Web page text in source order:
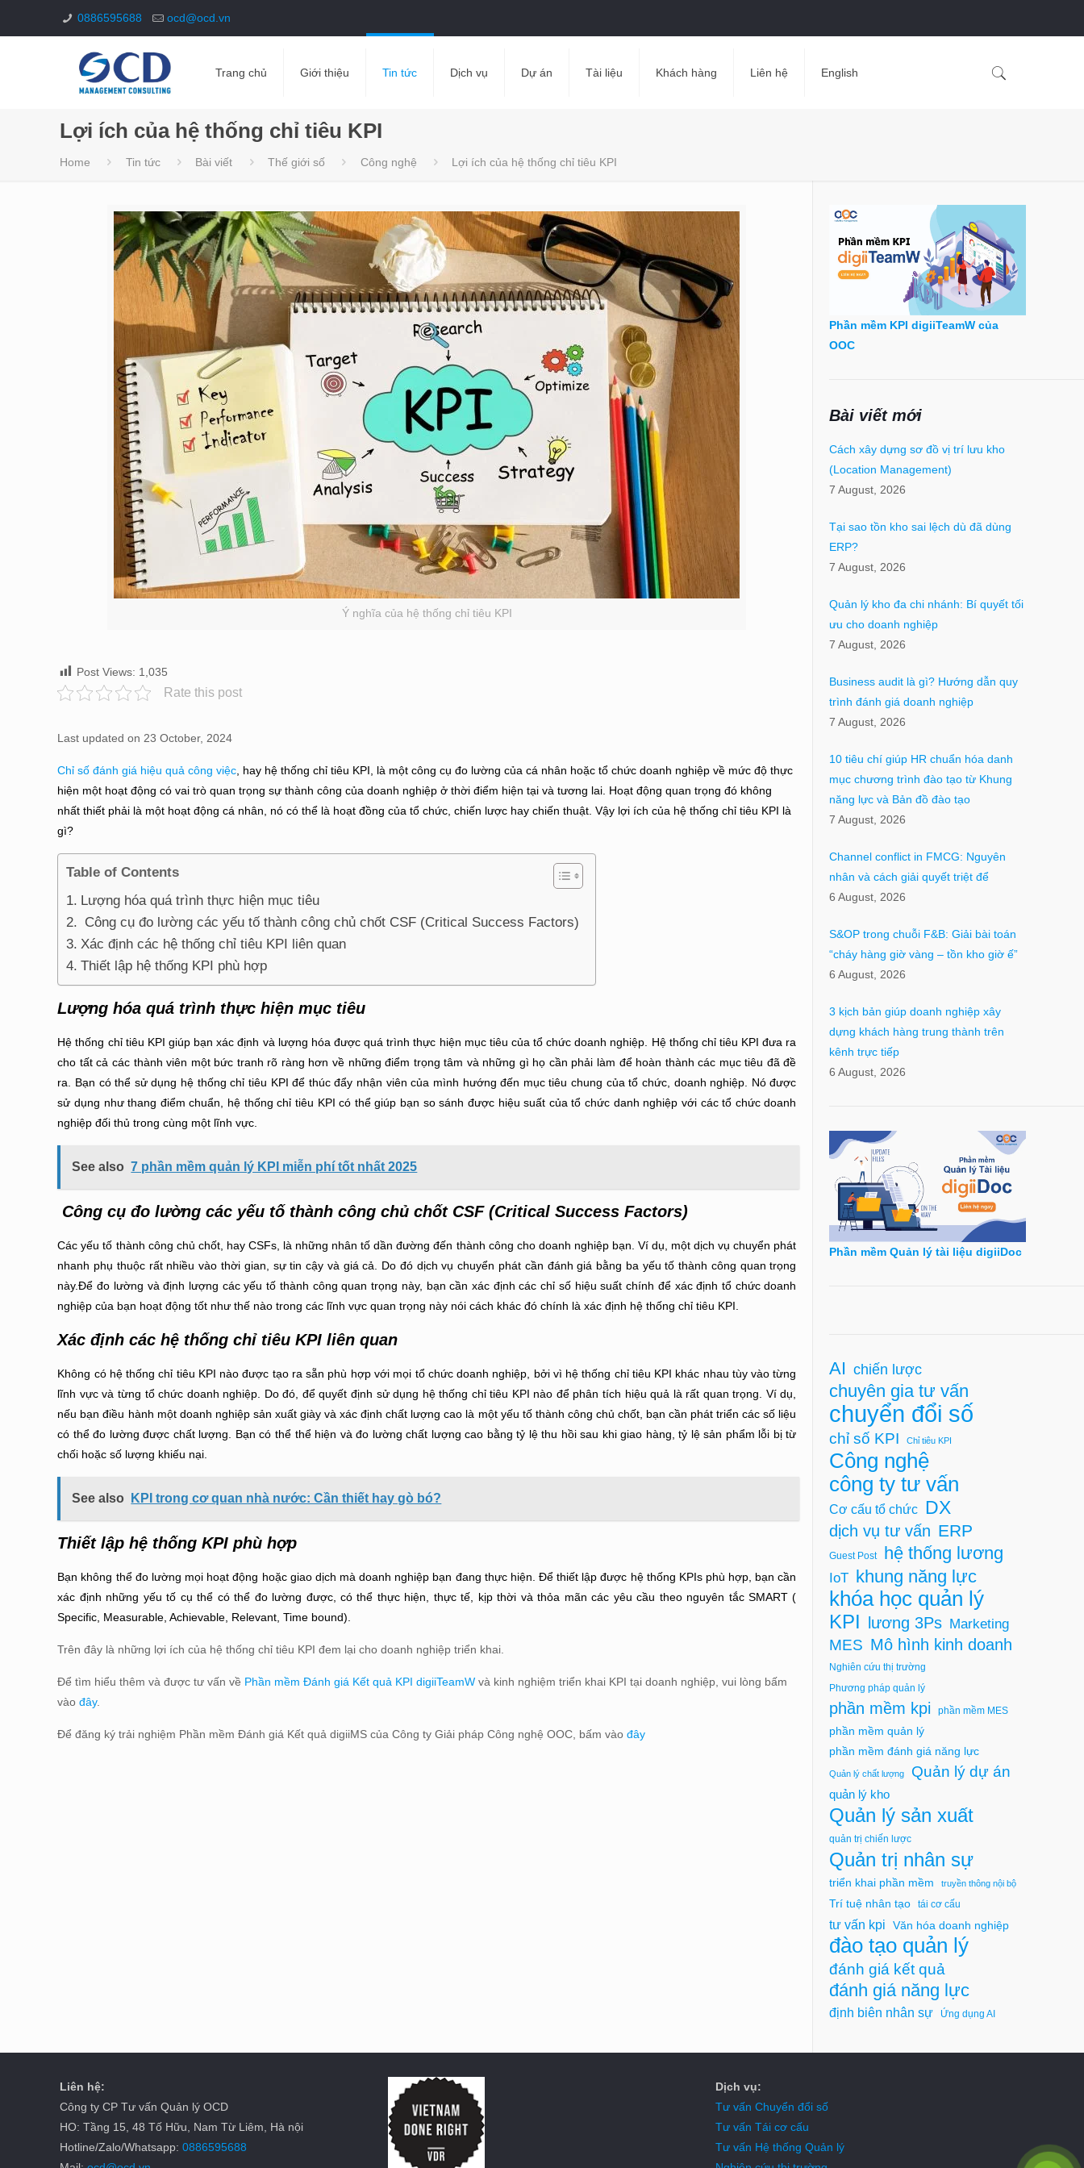
0886595688 ocd@ocd.vn
Trang chủ Giới thiệu Tin tức Dịch vụ Dự án Tài liệu Khách hàng Liên hệ English
Lợi ích của hệ thống chỉ tiêu KPI
Home Tin tức Bài viết Thế giới số Công nghệ Lợi ích của hệ thống chỉ tiêu KPI
Ý nghĩa của hệ thống chỉ tiêu KPI
Post Views: 1,035
Rate this post
Last updated on 23 October, 2024
Chỉ số đánh giá hiệu quả công việc , hay hệ thống chỉ tiêu KPI, là một công cụ đo lường của cá nhân hoặc tổ chức doanh nghiệp về mức độ thực
hiện một hoạt động có vai trò quan trọng sự thành công của doanh nghiệp ở thời điểm hiện tại và tương lai. Hoạt động quan trọng đó không
nhất thiết phải là một hoạt động cá nhân, nó có thể là hoạt đồng của tổ chức, chiến lược hay chiến thuật. Vậy lợi ích của hệ thống chỉ tiêu KPI là
gì?
Table of Contents
Lượng hóa quá trình thực hiện mục tiêu
Công cụ đo lường các yếu tố thành công chủ chốt CSF (Critical Success Factors)
Xác định các hệ thống chỉ tiêu KPI liên quan
Thiết lập hệ thống KPI phù hợp
Lượng hóa quá trình thực hiện mục tiêu
Hệ thống chỉ tiêu KPI giúp bạn xác định và lượng hóa được quá trình thực hiện mục tiêu của tổ chức doanh nghiệp. Hệ thống chỉ tiêu KPI đưa ra
cho tất cả các thành viên một bức tranh rõ ràng hơn về những điểm trọng tâm và những gì họ cần phải làm để hoàn thành các mục tiêu đã đề
ra. Bạn có thể sử dụng hệ thống chỉ tiêu KPI để thúc đẩy nhận viên của mình hướng đến mục tiêu chung của tổ chức, doanh nghiệp. Nó được
sử dụng như thang điểm chuẩn, hệ thống chỉ tiêu KPI có thể giúp bạn so sánh được hiệu suất của tổ chức danh nghiệp với các tổ chức doanh
nghiệp đối thủ trong cùng một lĩnh vực.
See also 7 phần mềm quản lý KPI miễn phí tốt nhất 2025
Công cụ đo lường các yếu tố thành công chủ chốt CSF (Critical Success Factors)
Các yếu tố thành công chủ chốt, hay CSFs, là những nhân tố dần đường đến thành công cho doanh nghiệp bạn. Ví dụ, một dịch vụ chuyển phát
nhanh phụ thuộc rất nhiều vào thời gian, sự tin cậy và giá cả. Do đó dịch vụ chuyển phát cần đánh giá bằng ba yếu tố thành công quan trọng
này.Để đo lường và định lượng các yếu tố thành công quan trọng này, bạn cần xác định các chỉ số hiệu suất chính để xác định tổ chức doanh
nghiệp của bạn hoạt động tốt như thế nào trong các lĩnh vực quan trọng này nói cách khác đó chính là xác định hệ thống chỉ tiêu KPI.
Xác định các hệ thống chỉ tiêu KPI liên quan
Không có hệ thống chỉ tiêu KPI nào được tạo ra sẵn phù hợp với mọi tổ chức doanh nghiệp, bởi vì hệ thống chỉ tiêu KPI khác nhau tùy vào từng
lĩnh vực và từng tổ chức doanh nghiệp. Do đó, để quyết định sử dụng hệ thống chỉ tiêu KPI nào để phân tích hiệu quả là rất quan trọng. Ví dụ,
nếu bạn điều hành một doanh nghiệp sản xuất giày và xác định chất lượng cao là một yếu tố thành công chủ chốt, bạn cần phát triển các số liệu
có thể đo lường được chất lượng. Bạn có thể thể hiện và đo lường chất lượng cao bằng tỷ lệ thu hồi sau khi giao hàng, tỷ lệ sản phẩm lỗi bị từ
chối hoặc số lượng khiếu nại.
See also KPI trong cơ quan nhà nước: Cần thiết hay gò bó?
Thiết lập hệ thống KPI phù hợp
Bạn không thể đo lường mọi hoạt động hoặc giao dịch mà doanh nghiệp bạn đang thực hiện. Để thiết lập được hệ thống KPIs phù hợp, bạn cần
xác định những yếu tố cụ thể có thể đo lường được, có thể thực hiện, thực tế, kịp thời và thỏa mãn các yêu cầu theo nguyên tắc SMART (
Specific, Measurable, Achievable, Relevant, Time bound).
Trên đây là những lợi ích của hệ thống chỉ tiêu KPI đem lại cho doanh nghiệp triển khai.
Để tìm hiểu thêm và được tư vấn về Phần mềm Đánh giá Kết quả KPI digiiTeamW và kinh nghiệm triển khai KPI tại doanh nghiệp, vui lòng bấm
vàođây.
Để đăng ký trải nghiệm Phần mềm Đánh giá Kết quả digiiMS của Công ty Giải pháp Công nghệ OOC, bấm vàođây
Phần mềm KPI digiiTeamW của
OOC
Bài viết mới
Cách xây dựng sơ đồ vị trí lưu kho
(Location Management)
7 August, 2026
Tại sao tồn kho sai lệch dù đã dùng
ERP?
7 August, 2026
Quản lý kho đa chi nhánh: Bí quyết tối
ưu cho doanh nghiệp
7 August, 2026
Business audit là gì? Hướng dẫn quy
trình đánh giá doanh nghiệp
7 August, 2026
10 tiêu chí giúp HR chuẩn hóa danh
mục chương trình đào tạo từ Khung
năng lực và Bản đồ đào tạo
7 August, 2026
Channel conflict in FMCG: Nguyên
nhân và cách giải quyết triệt để
6 August, 2026
S&OP trong chuỗi F&B: Giải bài toán
“cháy hàng giờ vàng – tồn kho giờ ế”
6 August, 2026
3 kịch bản giúp doanh nghiệp xây
dựng khách hàng trung thành trên
kênh trực tiếp
6 August, 2026
Phần mềm Quản lý tài liệu digiiDoc
AI chiến lược
chuyên gia tư vấn
chuyển đổi số
chỉ số KPI Chỉ tiêu KPI
Công nghệ
công ty tư vấn
Cơ cấu tổ chức DX
dịch vụ tư vấn ERP
Guest Post hệ thống lương
IoT khung năng lực
khóa học quản lý
KPI lương 3Ps Marketing
MES Mô hình kinh doanh
Nghiên cứu thị trường
Phương pháp quản lý
phần mềm kpi phần mềm MES
phần mềm quản lý
phần mềm đánh giá năng lực
Quản lý chất lượng Quản lý dự án
quản lý kho
Quản lý sản xuất
quản trị chiến lược
Quản trị nhân sự
triển khai phần mềm truyền thông nội bộ
Trí tuệ nhân tạo tái cơ cấu
tư vấn kpi Văn hóa doanh nghiệp
đào tạo quản lý
đánh giá kết quả
đánh giá năng lực
định biên nhân sự Ứng dụng AI
Liên hệ:
Công ty CP Tư vấn Quản lý OCD
HO: Tầng 15, 48 Tố Hữu, Nam Từ Liêm, Hà nội
Hotline/Zalo/Whatsapp:0886595688
Dịch vụ:
Tư vấn Chuyển đổi số
Tư vấn Tái cơ cấu
Tư vấn Hệ thống Quản lý